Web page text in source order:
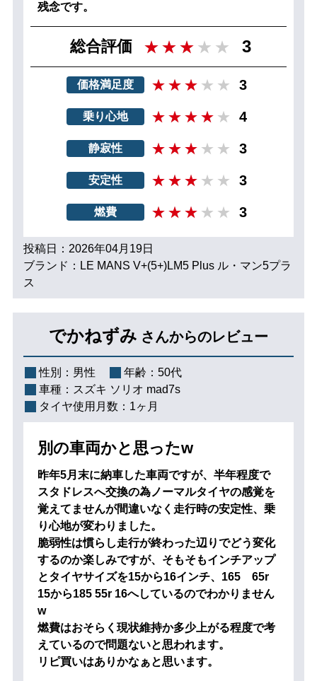
残念です。
総合評価 3
価格満足度 3
乗り心地 4
静寂性 3
安定性 3
燃費 3
投稿日：2026年04月19日
ブランド：LE MANS V+(5+)LM5 Plus ル・マン5プラ
ス
でかねずみ さんからのレビュー
性別： 男性 年齢： 50代
車種： スズキ ソリオ mad7s
タイヤ使用月数： 1ヶ月
別の車両かと思ったw
昨年5月末に納車した車両ですが、半年程度で
スタドレスへ交換の為ノーマルタイヤの感覚を
覚えてませんが間違いなく走行時の安定性、乗
り心地が変わりました。
脆弱性は慣らし走行が終わった辺りでどう変化
するのか楽しみですが、そもそもインチアップ
とタイヤサイズを15から16インチ、165 65r
15から185 55r 16へしているのでわかりません
w
燃費はおそらく現状維持か多少上がる程度で考
えているので問題ないと思われます。
リピ買いはありかなぁと思います。